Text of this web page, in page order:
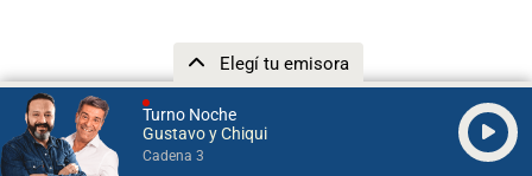
Turno Noche
Gustavo y Chiqui
Cadena 3
Elegí tu emisora